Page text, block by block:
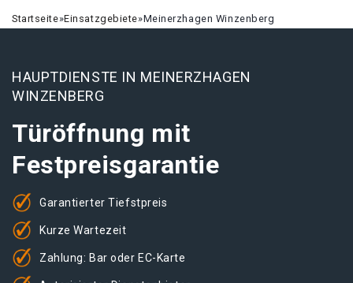
Startseite»Einsatzgebiete»Meinerzhagen Winzenberg
HAUPTDIENSTE IN MEINERZHAGEN
WINZENBERG
Türöffnung mit
Festpreisgarantie
Garantierter Tiefstpreis
Kurze Wartezeit
Zahlung: Bar oder EC-Karte